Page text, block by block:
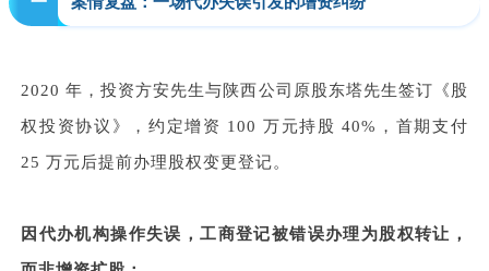
2020 年，投资方安先生与陕西公司原股东塔先生签订《股
权投资协议》，约定增资 100 万元持股 40%，首期支付
25 万元后提前办理股权变更登记。
因代办机构操作失误，工商登记被错误办理为股权转让，